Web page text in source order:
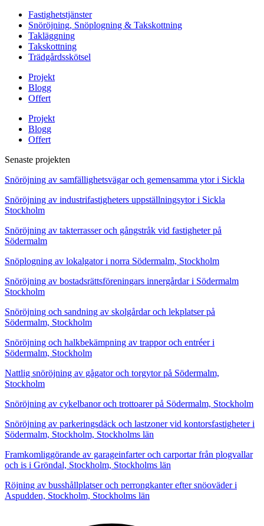
Fastighetstjänster
Snöröjning, Snöplogning & Takskottning
Takläggning
Takskottning
Trädgårdsskötsel
Projekt
Blogg
Offert
Projekt
Blogg
Offert
Senaste projekten
Snöröjning av samfällighetsvägar och gemensamma ytor i Sickla
Snöröjning av industrifastigheters uppställningsytor i Sickla
Stockholm
Snöröjning av takterrasser och gångstråk vid fastigheter på
Södermalm
Snöplogning av lokalgator i norra Södermalm, Stockholm
Snöröjning av bostadsrättsföreningars innergårdar i Södermalm
Stockholm
Snöröjning och sandning av skolgårdar och lekplatser på
Södermalm, Stockholm
Snöröjning och halkbekämpning av trappor och entréer i
Södermalm, Stockholm
Nattlig snöröjning av gågator och torgytor på Södermalm,
Stockholm
Snöröjning av cykelbanor och trottoarer på Södermalm, Stockholm
Snöröjning av parkeringsdäck och lastzoner vid kontorsfastigheter i
Södermalm, Stockholm, Stockholms län
Framkomliggörande av garageinfarter och carportar från plogvallar
och is i Gröndal, Stockholm, Stockholms län
Röjning av busshållplatser och perrongkanter efter snöoväder i
Aspudden, Stockholm, Stockholms län